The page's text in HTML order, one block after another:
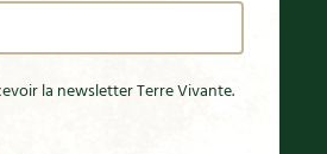
la newsletter Terre Vivante.